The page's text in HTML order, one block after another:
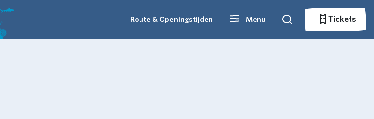
Route & Openingstijden Menu Zoeken Tickets
Tickets